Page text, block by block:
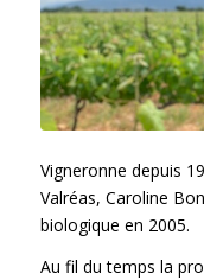
Vigneronne depuis
Valréas, Caroline
biologique en 2005.
Au fil du temps la